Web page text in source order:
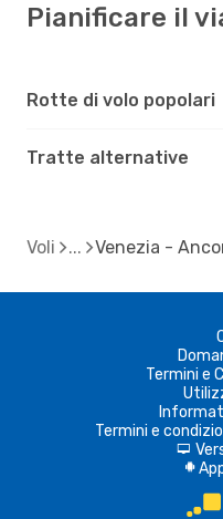
Pianificare il
Rotte di volo popolari
Tratte alternative
Voli Venezia -
Termini e
Termini e
d
A